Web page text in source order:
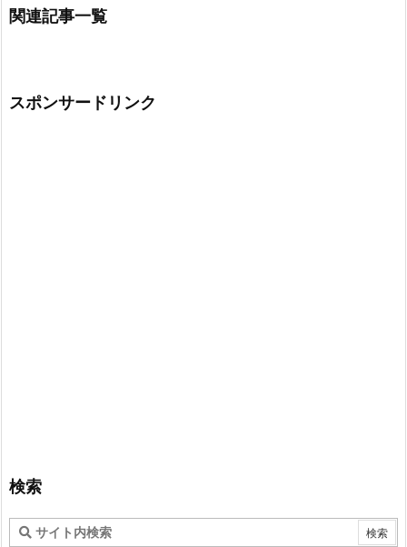
関連記事一覧
スポンサードリンク
検索